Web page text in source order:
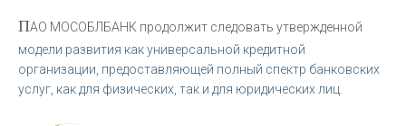
ПАО МОСОБЛБАНК продолжит следовать утвержденной
модели развития как универсальной кредитной
организации, предоставляющей полный спектр банковских
услуг, как для физических, так и для юридических лиц.